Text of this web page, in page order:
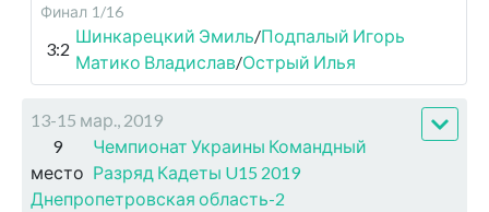
Финал 1/16
3:2
Шинкарецкий Эмиль/Подпалый Игорь
Матико Владислав/Острый Илья
13-15 мар., 2019
9
место
Чемпионат Украины Командный
Разряд Кадеты U15 2019
Днепропетровская область-2